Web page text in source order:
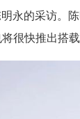
明永的采访。
很快推出搭